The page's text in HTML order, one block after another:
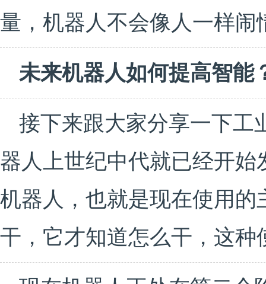
量，机器人不会像人一样闹
未来机器人如何提高智能
接下来跟大家分享一下工
器人上世纪中代就已经开
机器人，也就是现在使用
干，它才知道怎么干，这种